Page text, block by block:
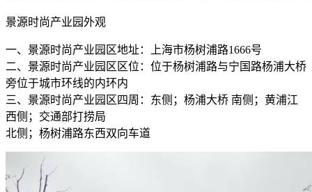
景源时尚产业园外观
一、景源时尚产业园区地址：上海市杨树浦路1666号
二、景源时尚产业园区区位：位于杨树浦路与宁国路杨浦大桥
旁位于城市环线的内环内
三、景源时尚产业园区四周：东侧；杨浦大桥 南侧；黄浦江
西侧；交通部打捞局
北侧；杨树浦路东西双向车道